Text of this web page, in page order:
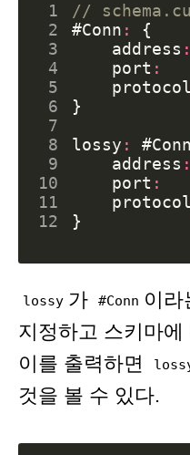
1
//
2
#Conn :
{
3
address :
4
port :
5
protocol
6
}
7
8
lossy : #Conn
9
address :
10
port :
11
protocol
12
}
lossy 가 #Conn 이라
지정하고 스키마
이를 출력하면
것을 볼 수 있다.